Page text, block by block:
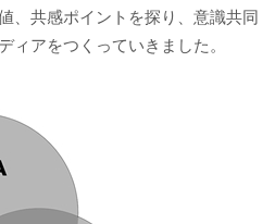
、共感ポイントを探り、意識共同
ィアをつくっていきました。